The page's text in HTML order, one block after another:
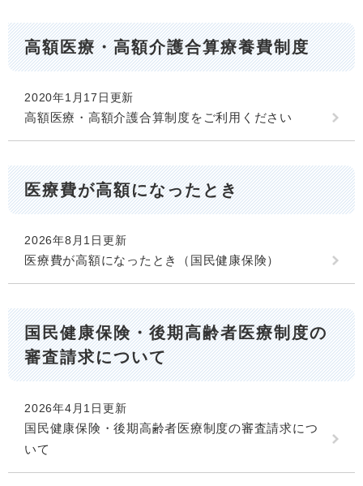
高額医療・高額介護合算療養費制度
2020年1月17日更新
高額医療・高額介護合算制度をご利用ください
医療費が高額になったとき
2026年8月1日更新
医療費が高額になったとき（国民健康保険）
国民健康保険・後期高齢者医療制度の
審査請求について
2026年4月1日更新
国民健康保険・後期高齢者医療制度の審査請求につ
いて